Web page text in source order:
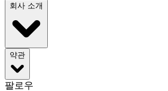
회사 소개
약관
팔로우